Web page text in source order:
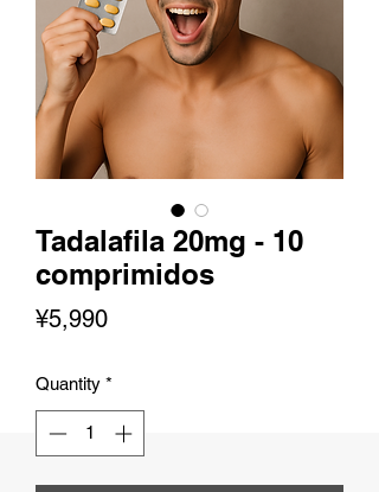
Tadalafila 20mg - 10
comprimidos
¥5,990Price
Quantity *